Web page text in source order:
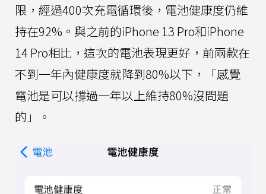
限，經過400次充電循環後，電池健康度仍維
持在92%。與之前的iPhone 13 Pro和iPhone
14 Pro相比，這次的電池表現更好，前兩款在
不到一年內健康度就降到80%以下，「感覺
電池是可以撐過一年以上維持80%沒問題
的」。